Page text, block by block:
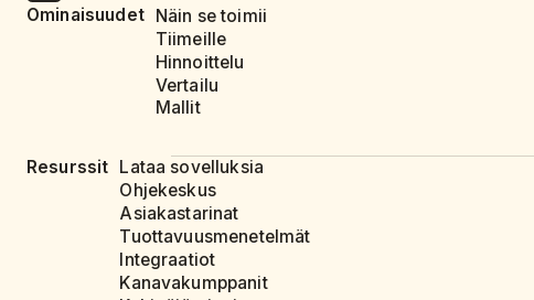
Ominaisuudet Näin se toimii
Tiimeille
Hinnoittelu
Vertailu
Mallit
Resurssit
Lataa sovelluksia
Ohjekeskus
Asiakastarinat
Tuottavuusmenetelmät
Integraatiot
Kanavakumppanit